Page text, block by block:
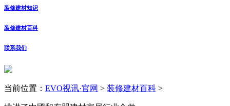
装修建材知识
装修建材百科
联系我们
当前位置： EVO视讯·官网 > 装修建材百科 >